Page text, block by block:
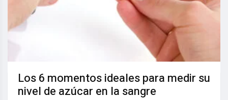
Los 6 momentos ideales para medir su
nivel de azúcar en la sangre